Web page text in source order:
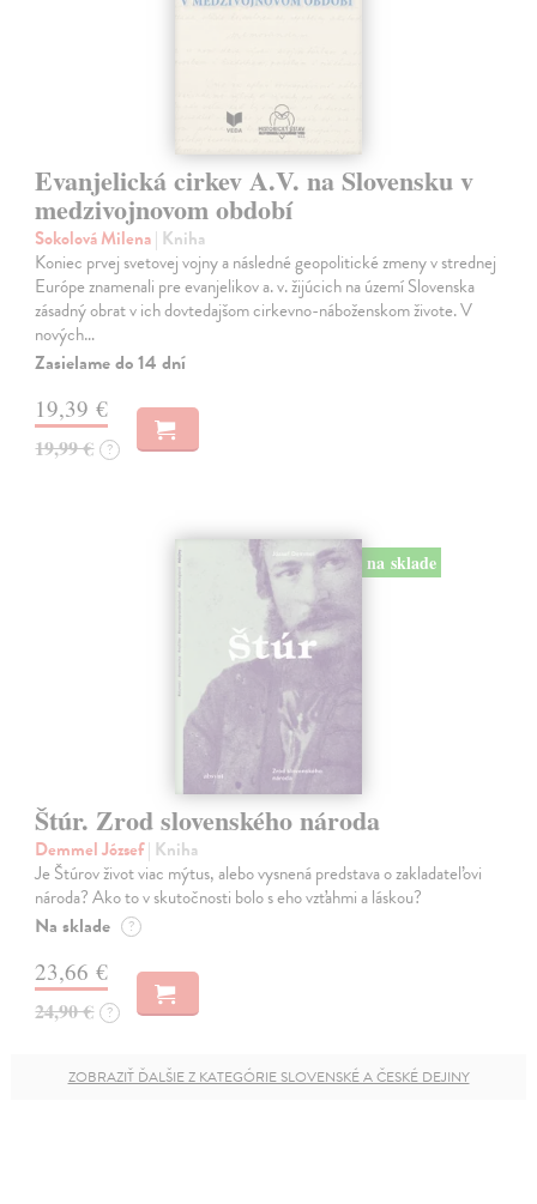
Evanjelická cirkev A.V. na Slovensku v
medzivojnovom období
Sokolová Milena| Kniha
Koniec prvej svetovej vojny a následné geopolitické zmeny v strednej
Európe znamenali pre evanjelikov a. v. žijúcich na území Slovenska
zásadný obrat v ich dovtedajšom cirkevno-náboženskom živote. V
nových…
Zasielame do 14 dní
19,39 €
19,99 € ?
na sklade
Štúr. Zrod slovenského národa
Demmel József| Kniha
Je Štúrov život viac mýtus, alebo vysnená predstava o zakladateľovi
národa? Ako to v skutočnosti bolo s eho vzťahmi a láskou?
Na sklade ?
23,66 €
24,90 € ?
ZOBRAZIŤ ĎALŠIE Z KATEGÓRIE SLOVENSKÉ A ČESKÉ DEJINY